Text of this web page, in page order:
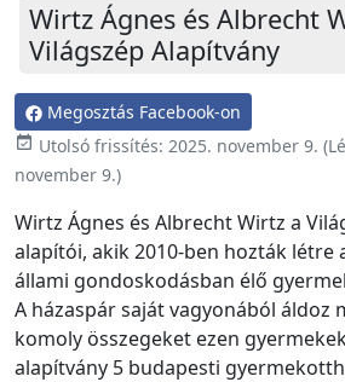
Wirtz Ágnes és Albrecht
Világszép Alapítvány
Megosztás Facebook-on
event_available Utolsó frissítés: 2025. november 9.
november 9.)
Wirtz Ágnes és Albrecht Wirtz a
alapítói, akik 2010-ben hozták létre
állami gondoskodásban élő
A házaspár saját vagyonából áldoz
komoly összegeket ezen
alapítvány 5 budapesti